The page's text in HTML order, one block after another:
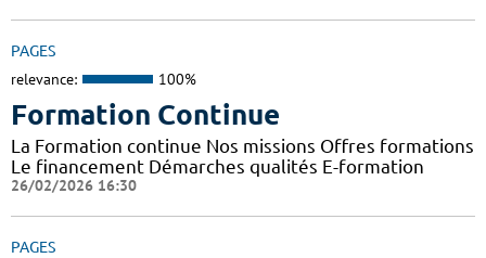
PAGES
relevance: 100%
Formation Continue
La Formation continue Nos missions Offres formations
Le financement Démarches qualités E-formation
26/02/2026 16:30
PAGES